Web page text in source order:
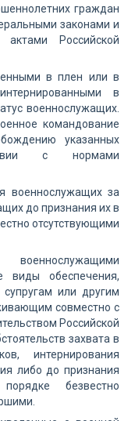
граждан
законами и
Российской
в плен или в
в
военнослужащих.
командование
указанных
с нормами
военнослужащих за
до признания их в
отсутствующими
виды обеспечения,
или другим
совместно с
Российской
захвата в
интернирования
либо до признания
безвестно